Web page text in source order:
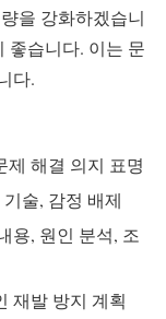
을 강화하겠습니
좋습니다. 이는 문
다.
제 해결 의지 표명
술, 감정 배제
용, 원인 분석, 조
재발 방지 계획